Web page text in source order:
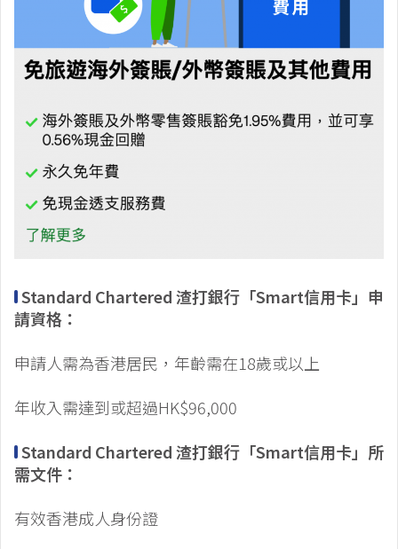
Standard Chartered 渣打銀行「Smart信用卡」申
請資格：
申請人需為香港居民，年齡需在18歲或以上
年收入需達到或超過HK$96,000
Standard Chartered 渣打銀行「Smart信用卡」所
需文件：
有效香港成人身份證